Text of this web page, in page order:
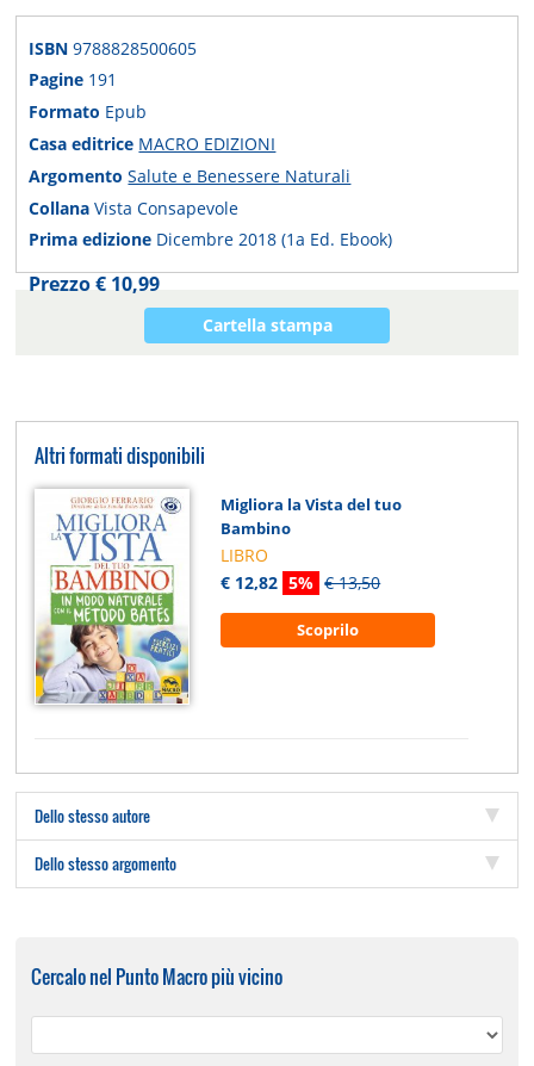
ISBN9788828500605
Pagine 191
Formato Epub
Casa editrice MACRO EDIZIONI
ArgomentoSalute e Benessere Naturali
CollanaVista Consapevole
Prima edizione Dicembre 2018 (1a Ed. Ebook)
Prezzo € 10,99
Cartella stampa
Altri formati disponibili
Migliora la Vista del tuo
Bambino
LIBRO
€ 12,82 5% € 13,50
Scoprilo
Dello stesso autore
Dello stesso argomento
Cercalo nel Punto Macro più vicino